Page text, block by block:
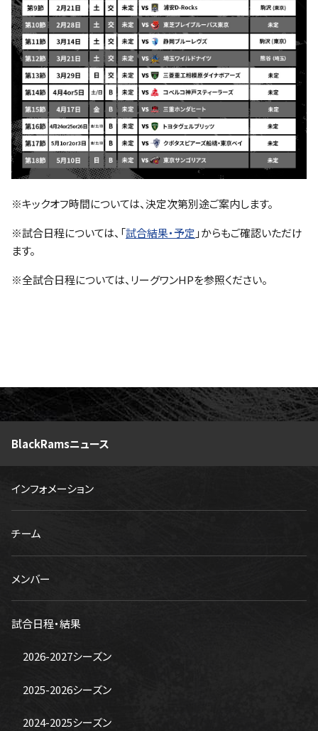
※キックオフ時間については、決定次第別途ご案内します。
※試合日程については、「試合結果・予定 」からもご確認いただけ
ます。
※全試合日程については、リーグワンHPを参照ください。
BlackRamsニュース
インフォメーション
チーム
メンバー
試合日程・結果
2026-2027シーズン
2025-2026シーズン
2024-2025シーズン